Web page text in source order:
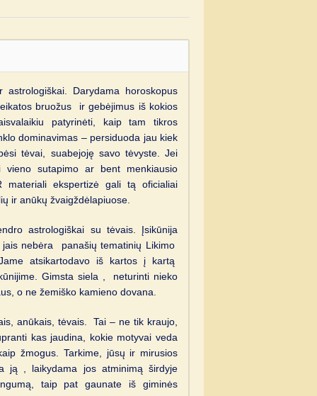
Darydama horoskopus
bruožus ir gebėjimus iš kokios
patyrinėti, kaip tam tikros
dominavimas – persiduoda jau kiek
tėvai, suabejoję savo tėvyste. Jei
sutapimo ar bent menkiausio
materiali ekspertizė gali tą oficialiai
ir anūkų žvaigždėlapiuose.
astrologiškai su tėvais. Įsikūnija
nebėra panašių tematinių Likimo
atsikartodavo iš kartos į kartą
Gimsta siela , neturinti nieko
o ne žemiško kamieno dovana.
anūkais, tėvais. Tai – ne tik kraujo,
kas jaudina, kokie motyvai veda
žmogus. Tarkime, jūsų ir mirusios
ją , laikydama jos atminimą širdyje
taip pat gaunate iš giminės